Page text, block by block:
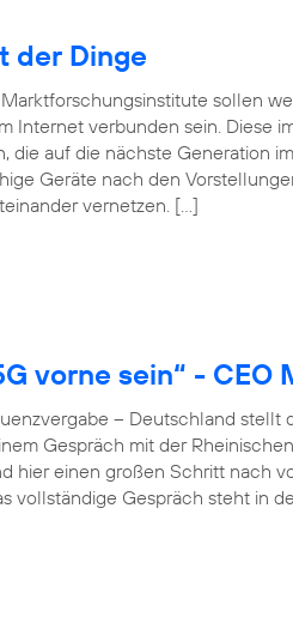
der Dinge
sollen
Internet verbunden sein. Diese
die auf die nächste Generation
Geräte nach den
vernetzen. […]
vorne sein“ - CEO
– Deutschland stellt
Gespräch mit der
hier einen großen Schritt nach
vollständige Gespräch steht in